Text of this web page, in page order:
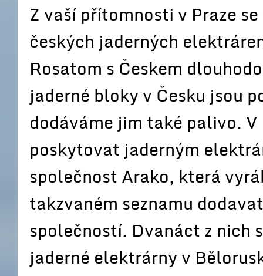
Z vaší přítomnosti v Praze
českých jaderných
Rosatom s Českem
jaderné bloky v Česku jsou
dodáváme jim také palivo.
poskytovat jaderným
společnost Arako, která
takzvaném seznamu
společností. Dvanáct z nich
jaderné elektrárny v